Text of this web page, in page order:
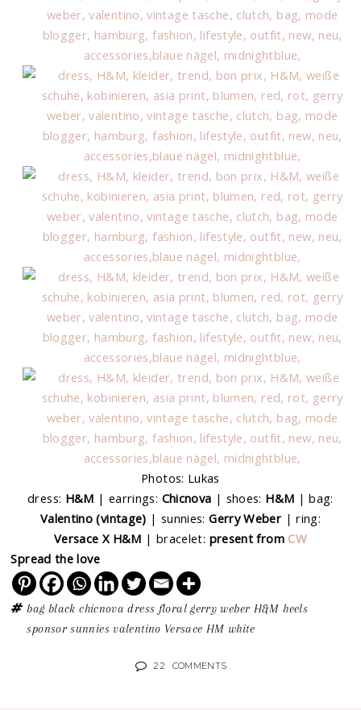
Photos: Lukas
dress: H&M | earrings: Chicnova | shoes: H&M | bag:
Valentino (vintage) | sunnies:Gerry Weber | ring:
Versace X H&M | bracelet: present from CW
Spread the love
bag black chicnova dress floral gerry weber H&M heels
sponsor sunnies valentino Versace HM white
22 COMMENTS